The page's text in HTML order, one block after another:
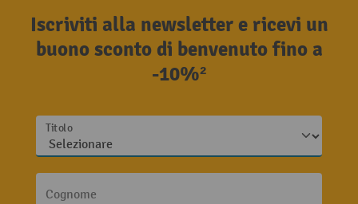
Iscriviti alla newsletter e ricevi un
buono sconto di benvenuto fino a
-10%²
Titolo
Cognome